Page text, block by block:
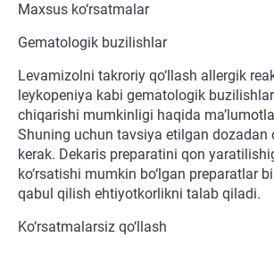
Maxsus ko‘rsatmalar
Gematologik buzilishlar
Levamizolni takroriy qo‘llash allergik
leykopeniya kabi gematologik
chiqarishi mumkinligi haqida
Shuning uchun tavsiya etilgan dozadan
kerak. Dekaris preparatini qon
ko‘rsatishi mumkin bo‘lgan preparatlar
qabul qilish ehtiyotkorlikni talab qiladi.
Ko‘rsatmalarsiz qo‘llash